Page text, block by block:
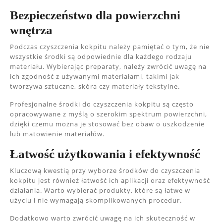
Bezpieczeństwo dla powierzchni
wnętrza
Podczas czyszczenia kokpitu należy pamiętać o tym, że nie
wszystkie środki są odpowiednie dla każdego rodzaju
materiału. Wybierając preparaty, należy zwrócić uwagę na
ich zgodność z używanymi materiałami, takimi jak
tworzywa sztuczne, skóra czy materiały tekstylne.
Profesjonalne środki do czyszczenia kokpitu są często
opracowywane z myślą o szerokim spektrum powierzchni,
dzięki czemu można je stosować bez obaw o uszkodzenie
lub matowienie materiałów.
Łatwość użytkowania i efektywność
Kluczową kwestią przy wyborze środków do czyszczenia
kokpitu jest również łatwość ich aplikacji oraz efektywność
działania. Warto wybierać produkty, które są łatwe w
użyciu i nie wymagają skomplikowanych procedur.
Dodatkowo warto zwrócić uwagę na ich skuteczność w